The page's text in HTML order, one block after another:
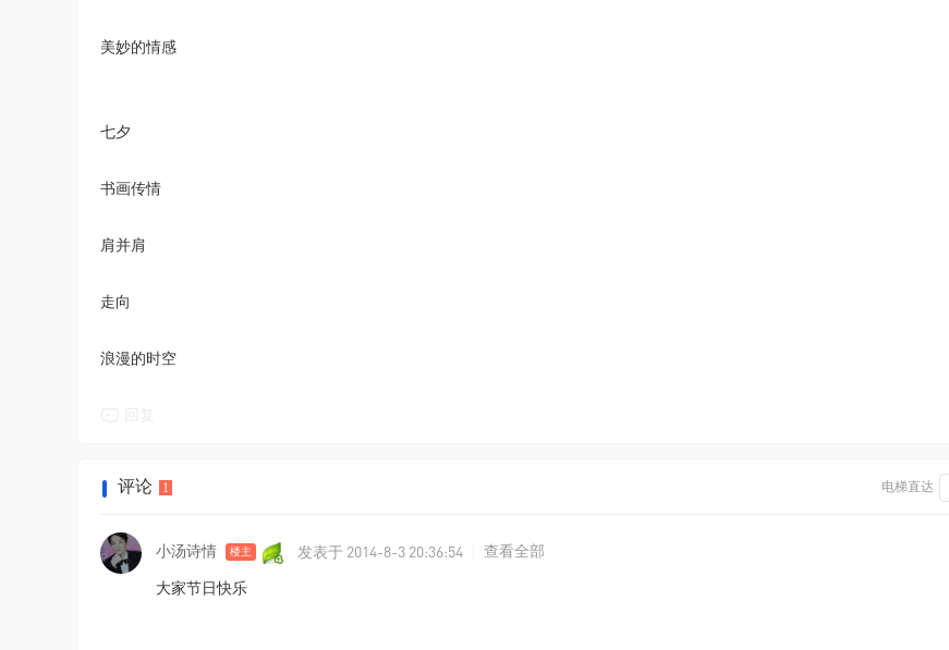
美妙的情感
七夕
书画传情
肩并肩
走向
浪漫的时空
电梯直达
评论 1
小汤诗情 楼主 发表于 2014-8-3 20:36:54 查看全部
大家节日快乐